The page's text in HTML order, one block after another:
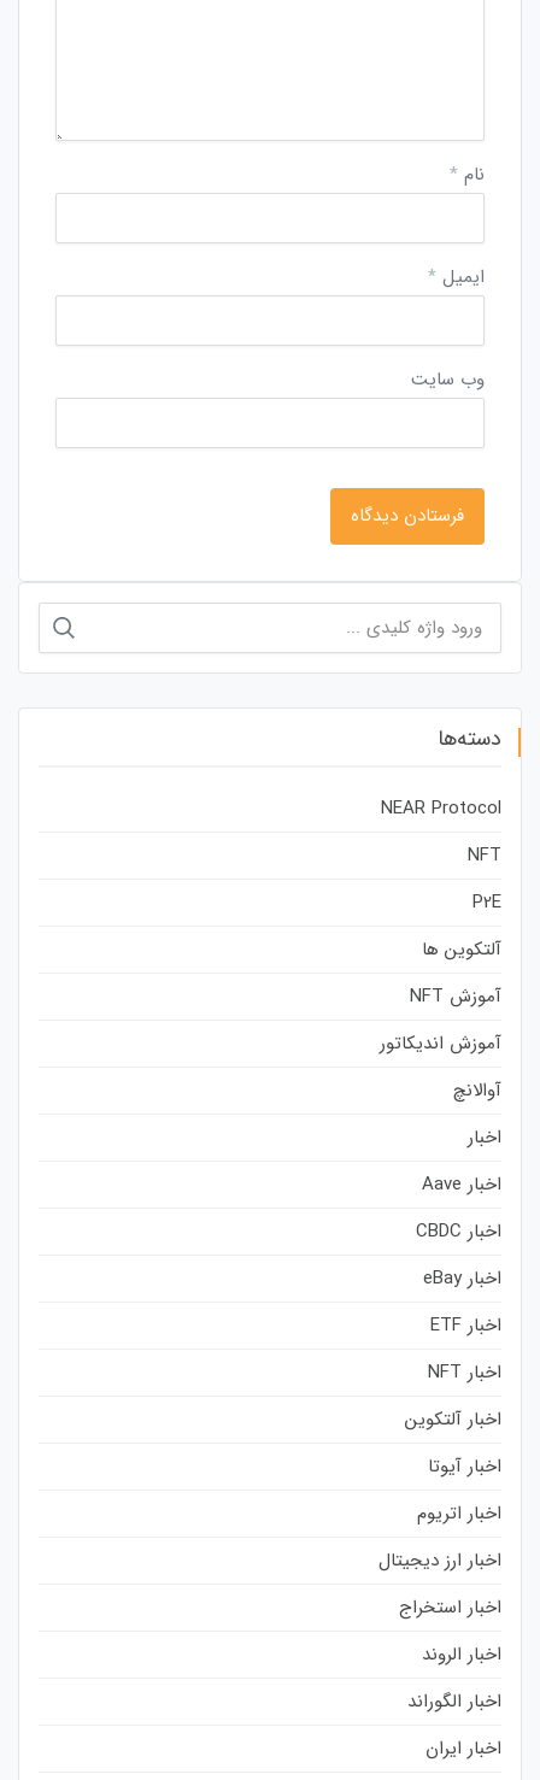
نام *
ایمیل *
وب‌ سایت
برای:
دسته‌ها
NEAR Protocol
NFT
P2E
آلتکوین ها
آموزش NFT
آموزش اندیکاتور
آوالانچ
اخبار
اخبار Aave
اخبار CBDC
اخبار eBay
اخبار ETF
اخبار NFT
اخبار آلتکوین
اخبار آیوتا
اخبار اتریوم
اخبار ارز دیجیتال
اخبار استخراج
اخبار الروند
اخبار الگوراند
اخبار ایران